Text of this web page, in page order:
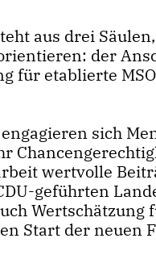
aus drei
der
für etablierte
sich
wertvolle
geführten
Start der neuen